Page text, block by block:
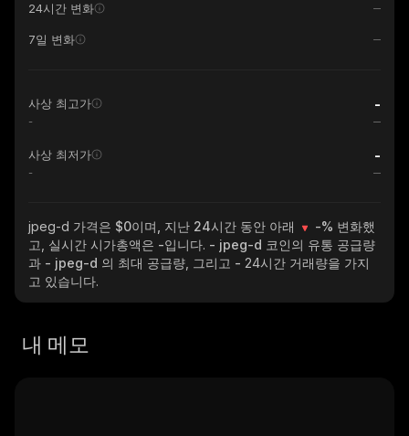
24시간 변화
7일 변화
사상 최고가 -
-
사상 최저가 -
-
jpeg-d 가격은 $0이며, 지난 24시간 동안 아래 -% 변화했
고, 실시간 시가총액은 -입니다. - jpeg-d 코인의 유통 공급량
과 - jpeg-d 의 최대 공급량, 그리고 - 24시간 거래량을 가지
고 있습니다.
내 메모